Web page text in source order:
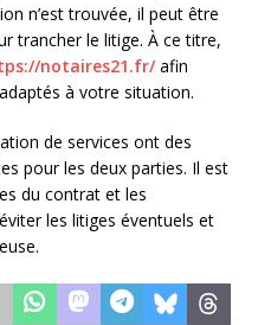
n’est trouvée, il peut être
trancher le litige. À ce titre,
notaires21.fr/afin
à votre situation.
de services ont des
pour les deux parties. Il est
du contrat et les
les litiges éventuels et